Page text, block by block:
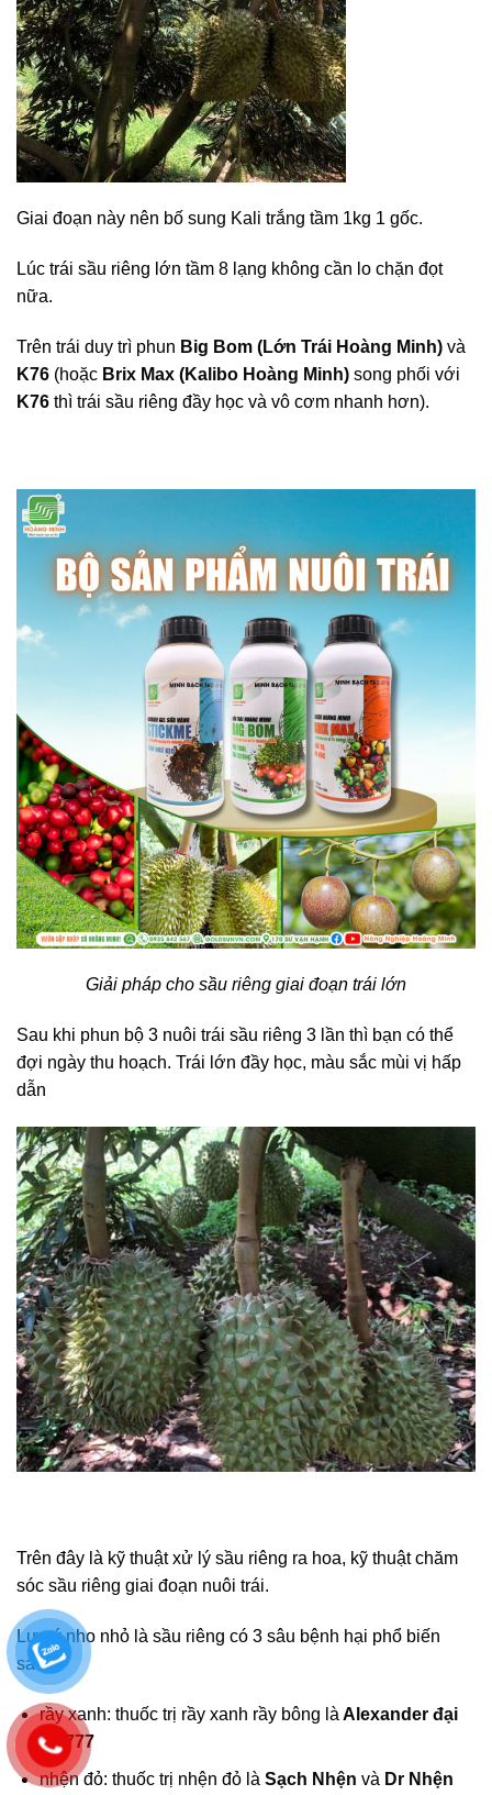
Giai đoạn này nên bố sung Kali trắng tầm 1kg 1 gốc.
Lúc trái sầu riêng lớn tầm 8 lạng không cần lo chặn đọt
nữa.
Trên trái duy trì phun Big Bom (Lớn Trái Hoàng Minh) và
K76 (hoặc Brix Max (Kalibo Hoàng Minh) song phối với
K76 thì trái sầu riêng đầy học và vô cơm nhanh hơn).
Giải pháp cho sầu riêng giai đoạn trái lớn
Sau khi phun bộ 3 nuôi trái sầu riêng 3 lần thì bạn có thể
đợi ngày thu hoạch. Trái lớn đầy học, màu sắc mùi vị hấp
dẫn
Trên đây là kỹ thuật xử lý sầu riêng ra hoa, kỹ thuật chăm
sóc sầu riêng giai đoạn nuôi trái.
Lưu ý nho nhỏ là sầu riêng có 3 sâu bệnh hại phổ biến
sau:
rầy xanh: thuốc trị rầy xanh rầy bông là Alexander đại
đế 777
nhện đỏ: thuốc trị nhện đỏ là Sạch Nhện và Dr Nhện